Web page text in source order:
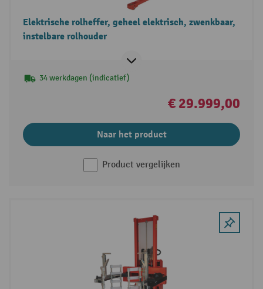
Elektrische rolheffer, geheel elektrisch, zwenkbaar,
instelbare rolhouder
34 werkdagen (indicatief)
€ 29.999,00
Naar het product
Product vergelijken